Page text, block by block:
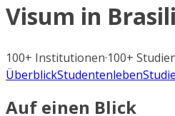
Visum in
100+ Institutionen·100+
ÜberblickStudentenleben
Auf einen Blick